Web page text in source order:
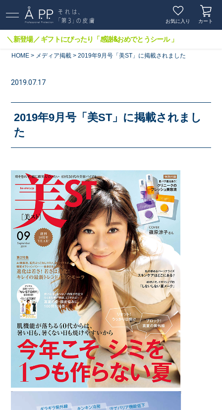
お気に入り カート
＼新登場／ ギフトにぴったり「感謝&おめでとうシール 」
HOME メディア掲載 2019年9月号「美ST」に掲載されました
2019.07.17
2019年9月号「美ST」に掲載されまし
た